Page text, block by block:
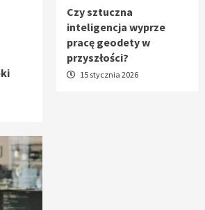
Czy sztuczna
inteligencja wyprze
pracę geodety w
przyszłości?
15 stycznia 2026